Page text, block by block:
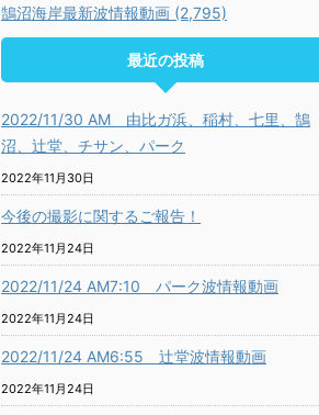
鵠沼海岸最新波情報動画 (2,795)
最近の投稿
2022/11/30 AM 由比ガ浜、稲村、七里、鵠
沼、辻堂、チサン、パーク
2022年11月30日
今後の撮影に関するご報告！
2022年11月24日
2022/11/24 AM7:10 パーク波情報動画
2022年11月24日
2022/11/24 AM6:55 辻堂波情報動画
2022年11月24日